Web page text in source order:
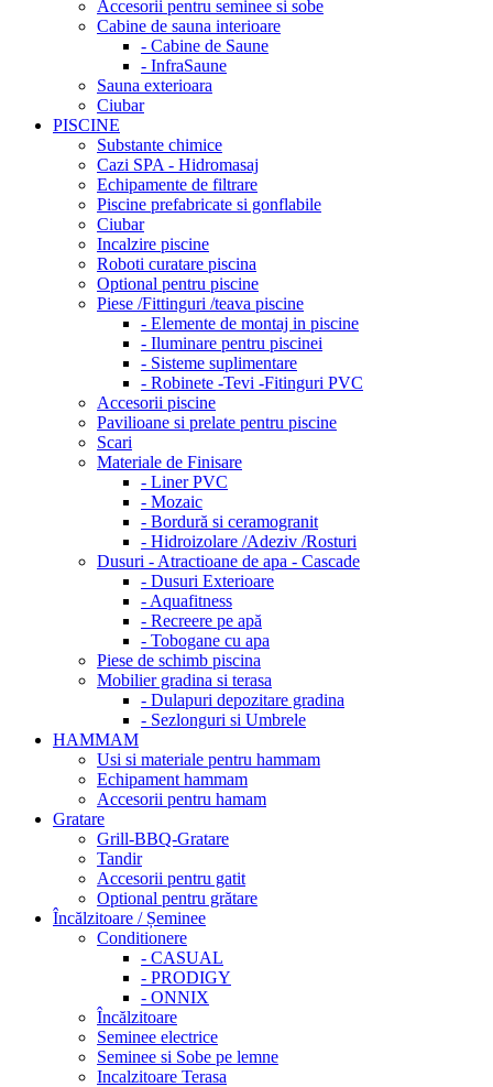
Accesorii pentru seminee si sobe
Cabine de sauna interioare
- Cabine de Saune
- InfraSaune
Sauna exterioara
Ciubar
PISCINE
Substante chimice
Cazi SPA - Hidromasaj
Echipamente de filtrare
Piscine prefabricate si gonflabile
Ciubar
Incalzire piscine
Roboti curatare piscina
Optional pentru piscine
Piese /Fittinguri /teava piscine
- Elemente de montaj in piscine
- Iluminare pentru piscinei
- Sisteme suplimentare
- Robinete -Tevi -Fitinguri PVC
Accesorii piscine
Pavilioane si prelate pentru piscine
Scari
Materiale de Finisare
- Liner PVC
- Mozaic
- Bordură si ceramogranit
- Hidroizolare /Adeziv /Rosturi
Dusuri - Atractioane de apa - Cascade
- Dusuri Exterioare
- Aquafitness
- Recreere pe apă
- Tobogane cu apa
Piese de schimb piscina
Mobilier gradina si terasa
- Dulapuri depozitare gradina
- Sezlonguri si Umbrele
HAMMAM
Usi si materiale pentru hammam
Echipament hammam
Accesorii pentru hamam
Gratare
Grill-BBQ-Gratare
Tandir
Accesorii pentru gatit
Optional pentru grătare
Încălzitoare / Șeminee
Conditionere
- CASUAL
- PRODIGY
- ONNIX
Încălzitoare
Seminee electrice
Seminee si Sobe pe lemne
Incalzitoare Terasa